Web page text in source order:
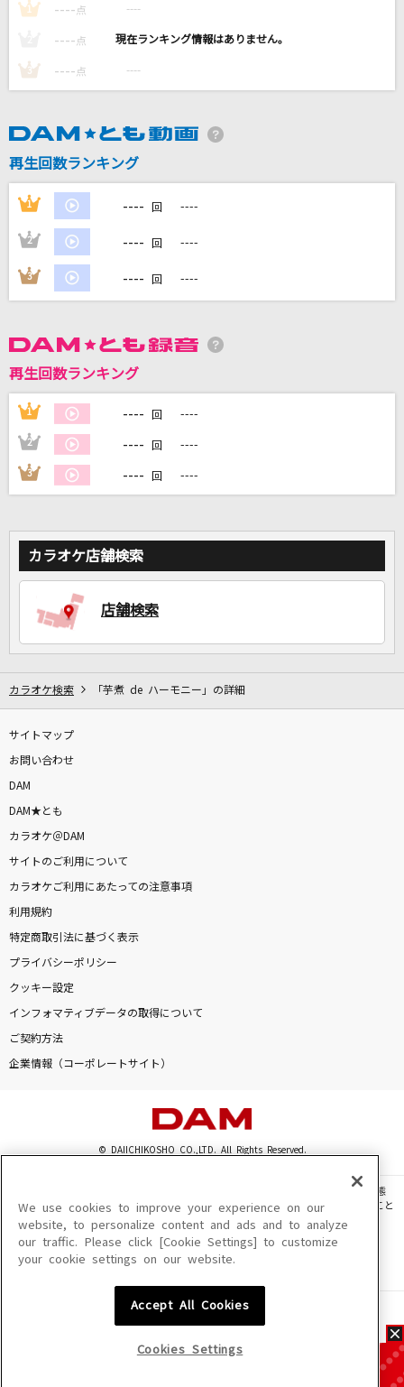
Official髭男dism
Official髭男dism
尾崎豊
Jazz with Fizz
機関紳士
[生音]離したくはない
T-BOLAN
竹内まりや
Let It Go～ありのままで～
松たか子
カラオケをもっと楽しもう！
1 ---- 点 ----
---- 点 ----
3 ---- 点 ----
再生回数ランキング
1 ---- 回 ----
2 ---- 回 ----
3 ---- 回 ----
再生回数ランキング
1 ---- 回 ----
2 ---- 回 ----
3 ---- 回 ----
カラオケ店舗検索
店舗検索
カラオケ検索 「芋煮 de ハーモニー」の詳細
サイトマップ
お問い合わせ
DAM
DAM★とも
カラオケ＠DAM
サイトのご利用について
カラオケご利用にあたっての注意事項
利用規約
特定商取引法に基づく表示
プライバシーポリシー
クッキー設定
インフォマティブデータの取得について
ご契約方法
企業情報（コーポレートサイト）
© DAIICHIKOSHO CO.,LTD. All Rights Reserved.
このサイトに掲載されている一切の文章・画像・写真・動画・音声等を、手段や形態
を問わず、著作権法の定める範囲を超えて無断で複製、転載、ファイル化などすること
を禁じます。
楽曲及びコンテンツは、機種によりご利用いただけない場合があります。
楽曲及びコンテンツの配信日、配信内容が変更になる場合があります。
We use cookies to improve your experience on our
website, to personalize content and ads and to analyze
our traffic. Please click [Cookie Settings] to customize
your cookie settings on our website.
Accept All Cookies
Cookies Settings